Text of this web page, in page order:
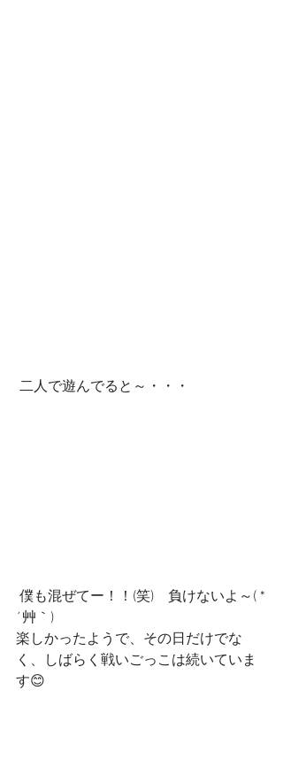
二人で遊んでると～・・・
´艸｀)
楽しかったようで、その日だけでな
く、しばらく戦いごっこは続いていま
す😊